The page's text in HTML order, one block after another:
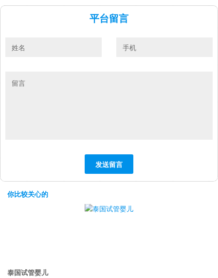
平台留言
你比较关心的
泰国试管婴儿